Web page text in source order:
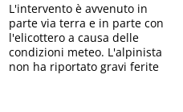
L'intervento è avvenuto in
parte via terra e in parte con
l'elicottero a causa delle
condizioni meteo. L'alpinista
non ha riportato gravi ferite